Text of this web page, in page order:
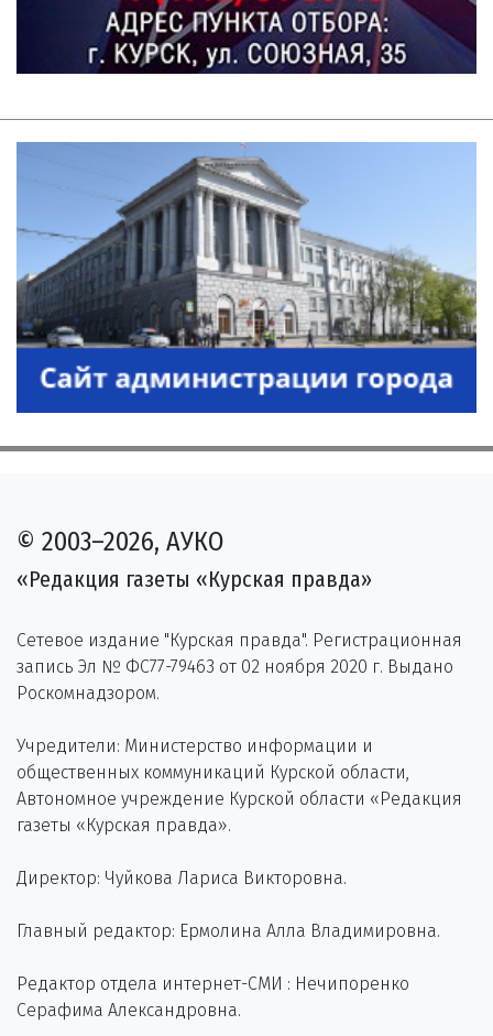
© 2003–2026, АУКО
«Редакция газеты «Курская правда»
Сетевое издание "Курская правда". Регистрационная
запись Эл № ФС77-79463 от 02 ноября 2020 г. Выдано
Роскомнадзором.
Учредители: Министерство информации и
общественных коммуникаций Курской области,
Автономное учреждение Курской области «Редакция
газеты «Курская правда».
Директор: Чуйкова Лариса Викторовна.
Главный редактор: Ермолина Алла Владимировна.
Редактор отдела интернет-СМИ : Нечипоренко
Серафима Александровна.